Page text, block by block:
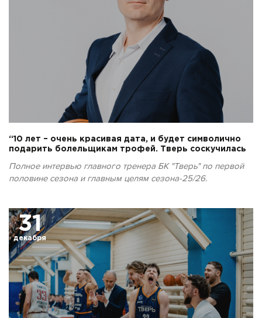
“10 лет – очень красивая дата, и будет символично
подарить болельщикам трофей. Тверь соскучилась
Полное интервью главного тренера БК "Тверь" по первой
половине сезона и главным целям сезона-25/26.
31
декабря